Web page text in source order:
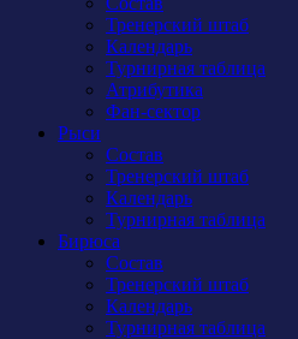
Тренерский штаб
Календарь
Турнирная таблица
Атрибутика
Фан-сектор
Рыси
Состав
Тренерский штаб
Календарь
Турнирная таблица
Бирюса
Состав
Тренерский штаб
Календарь
Турнирная таблица